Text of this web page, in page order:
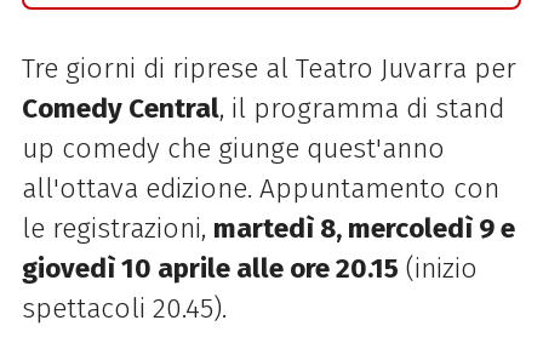
Tre giorni di riprese al Teatro Juvarra per
Comedy Central, il programma di stand
up comedy che giunge quest'anno
all'ottava edizione. Appuntamento con
le registrazioni, martedì 8, mercoledì 9 e
giovedì 10 aprile alle ore 20.15 (inizio
spettacoli 20.45).